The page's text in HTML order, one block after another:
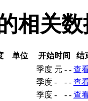
相关
单位 开始时间
结
季度 元 - - 查
季度 - - - 查
季度 - - - 查